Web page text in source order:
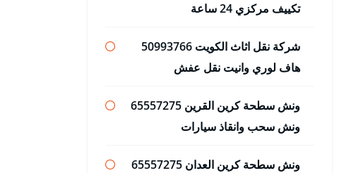
تكييف مركزي 24 ساعة
شركة نقل اثاث الكويت 50993766
هاف لوري وانيت نقل عفش
ونش سطحة كرين القرين 65557275
ونش سحب وانقاذ سيارات
ونش سطحة كرين العدان 65557275